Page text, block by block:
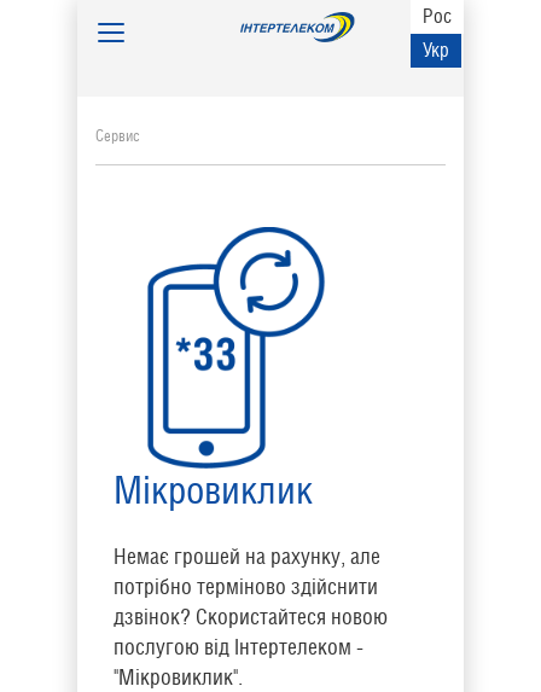
Рос
Укр
Toggle
Сервис
Мікровиклик
Немає грошей на рахунку, але
потрібно терміново здійснити
дзвінок? Скористайтеся новою
послугою від Інтертелеком -
"Мікровиклик".